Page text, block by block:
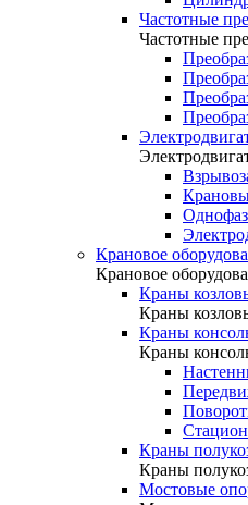
Частотные
Частотные
Крановое
Крановое
Краны
Краны
Краны
Краны
Краны
Краны
Мостовые